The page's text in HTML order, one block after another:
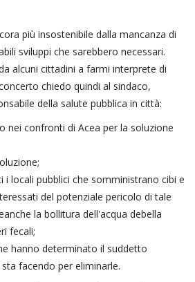
più insostenibile dalla mancanza di
sviluppi che sarebbero necessari.
alcuni cittadini a farmi interprete di
chiedo quindi al sindaco,
della salute pubblica in città:
nei confronti di Acea per la soluzione
i locali pubblici che somministrano cibi e
del potenziale pericolo di tale
la bollitura dell'acqua debella
fecali;
hanno determinato il suddetto
facendo per eliminarle.